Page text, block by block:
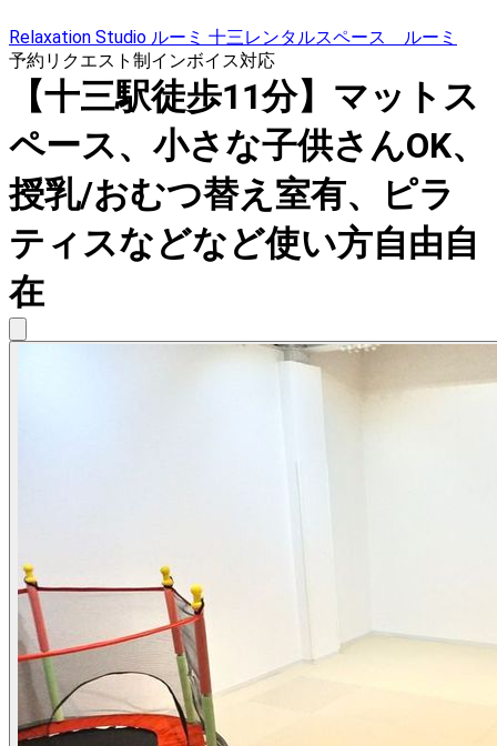
Relaxation Studio ルーミ 十三レンタルスペース ルーミ
予約リクエスト制インボイス対応
【十三駅徒歩11分】マットス
ペース、小さな子供さんOK、
授乳/おむつ替え室有、ピラ
ティスなどなど使い方自由自
在